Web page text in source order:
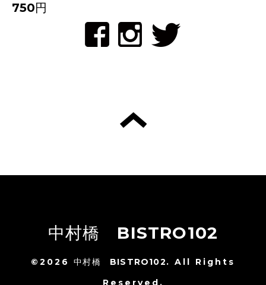
750円
中村橋 BISTRO102
©2026中村橋 BISTRO102. All Rights